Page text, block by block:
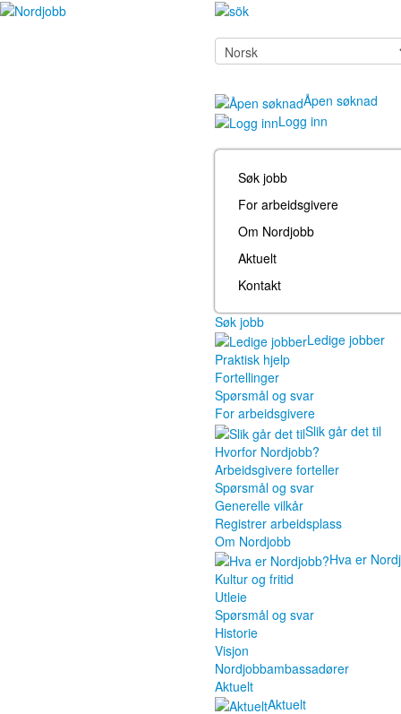
Åpen søknad
Logg inn
Søk jobb
For arbeidsgivere
Om Nordjobb
Aktuelt
Kontakt
Søk jobb
Ledige jobber
Praktisk hjelp
Fortellinger
Spørsmål og svar
For arbeidsgivere
Slik går det til
Hvorfor Nordjobb?
Arbeidsgivere forteller
Spørsmål og svar
Generelle vilkår
Registrer arbeidsplass
Om Nordjobb
Hva er
Kultur og fritid
Utleie
Spørsmål og svar
Historie
Visjon
Nordjobbambassadører
Aktuelt
Aktuelt